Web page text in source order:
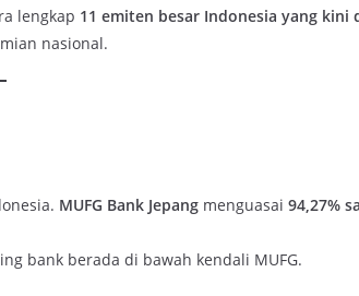
lengkap 11 emiten besar Indonesia yang kini
nasional.
MUFG Bank Jepang menguasai 94,27%
bank berada di bawah kendali MUFG.